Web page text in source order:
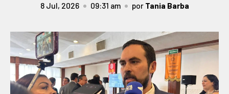
8 Jul, 2026 09:31 am por Tania Barba